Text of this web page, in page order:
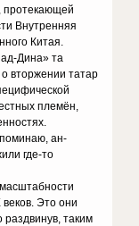
протекающей
Внутренняя
Китая.
Дина» та
о вторжении татар
племён,
ан-
где-то
веков. Это они
таким